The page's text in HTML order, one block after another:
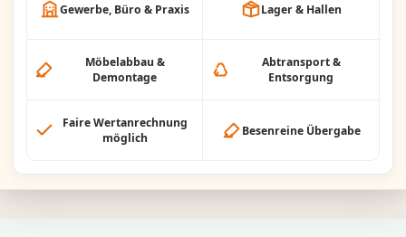
Gewerbe, Büro & Praxis Lager & Hallen
Möbelabbau &
Demontage
Abtransport &
Entsorgung
Faire Wertanrechnung
möglich
Besenreine Übergabe